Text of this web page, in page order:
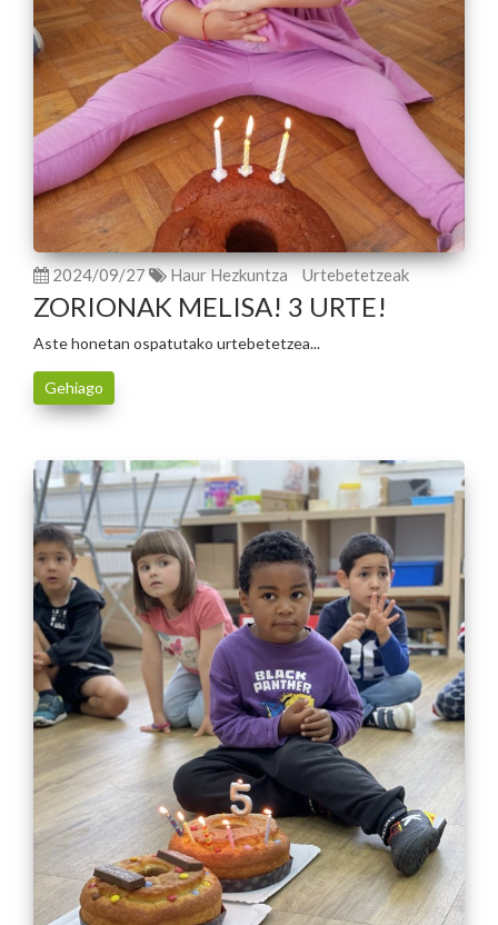
2024/09/27 Haur Hezkuntza Urtebetetzeak
ZORIONAK MELISA! 3 URTE!
Aste honetan ospatutako urtebetetzea...
Gehiago